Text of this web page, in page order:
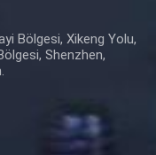
Bölgesi, Xikeng Yolu,
Shenzhen,